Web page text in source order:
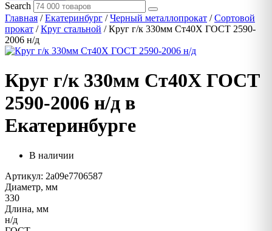
Search
Главная /Екатеринбург /Черный металлопрокат /Сортовой
прокат /Круг стальной / Круг г/к 330мм Ст40Х ГОСТ 2590-
2006 н/д
Круг г/к 330мм Ст40Х ГОСТ
2590-2006 н/д в
Екатеринбурге
В наличии
Артикул: 2a09e7706587
Диаметр, мм
330
Длина, мм
н/д